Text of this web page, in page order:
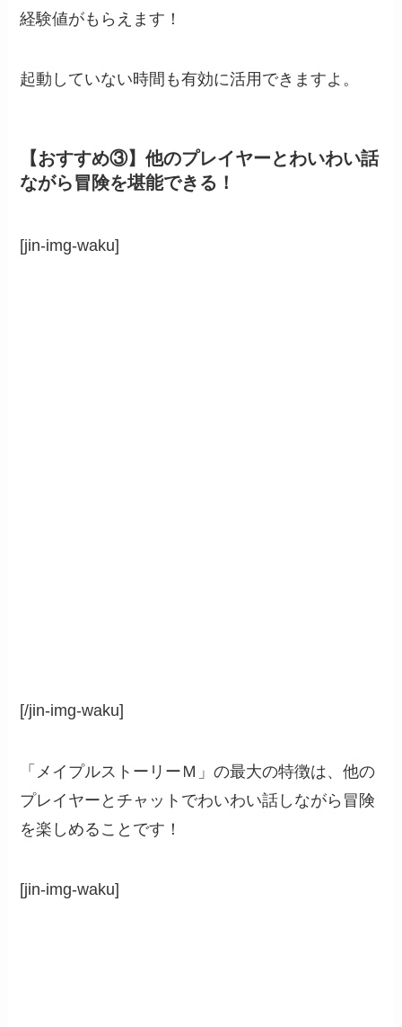
経験値がもらえます！
起動していない時間も有効に活用できますよ。
【おすすめ③】他のプレイヤーとわいわい話
ながら冒険を堪能できる！
[jin-img-waku]
[/jin-img-waku]
「メイプルストーリーＭ」の最大の特徴は、他の
プレイヤーとチャットでわいわい話しながら冒険
を楽しめることです！
[jin-img-waku]